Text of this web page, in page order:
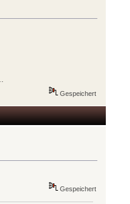
Gespeichert
Gespeichert